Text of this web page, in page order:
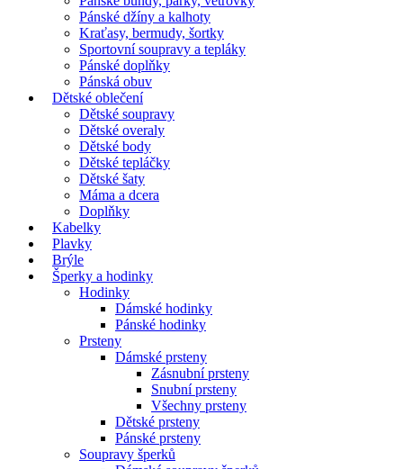
Pánské džíny a kalhoty
Kraťasy, bermudy, šortky
Sportovní soupravy a tepláky
Pánské doplňky
Pánská obuv
Dětské oblečení
Dětské soupravy
Dětské overaly
Dětské body
Dětské tepláčky
Dětské šaty
Máma a dcera
Doplňky
Kabelky
Plavky
Brýle
Šperky a hodinky
Hodinky
Dámské hodinky
Pánské hodinky
Prsteny
Dámské prsteny
Zásnubní prsteny
Snubní prsteny
Všechny prsteny
Dětské prsteny
Pánské prsteny
Soupravy šperků